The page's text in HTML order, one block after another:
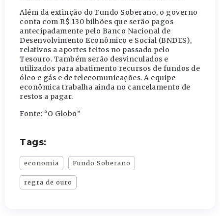
Além da extinção do Fundo Soberano, o governo
conta com R$ 130 bilhões que serão pagos
antecipadamente pelo Banco Nacional de
Desenvolvimento Econômico e Social (BNDES),
relativos a aportes feitos no passado pelo
Tesouro. Também serão desvinculados e
utilizados para abatimento recursos de fundos de
óleo e gás e de telecomunicações. A equipe
econômica trabalha ainda no cancelamento de
restos a pagar.
Fonte: “O Globo”
Tags:
economia Fundo Soberano
regra de ouro